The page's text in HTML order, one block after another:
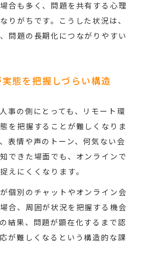
合も多く、問題を共有する心理
りがちです。こうした状況は、
問題の長期化につながりやすい
態を把握しづらい構造
事の側にとっても、リモート環
を把握することが難しくなりま
表情や声のトーン、何気ない会
できた場面でも、オンラインで
えにくくなります。
個別のチャットやオンライン会
合、周囲が状況を把握する機会
結果、問題が顕在化するまで認
が難しくなるという構造的な課